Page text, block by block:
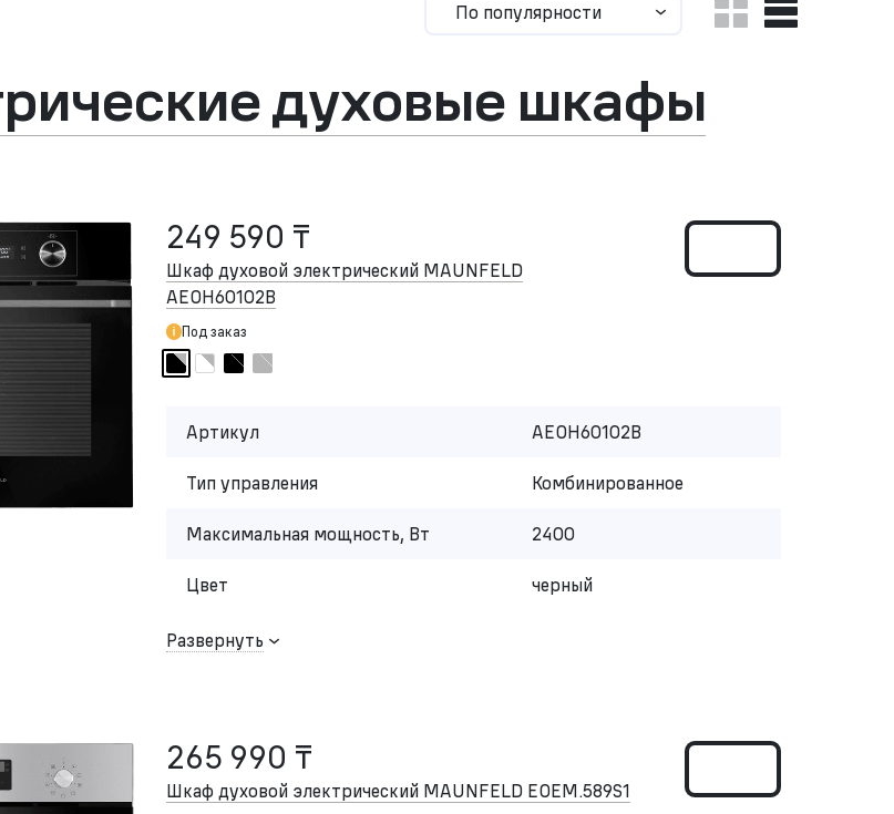
По популярности
духовые шкафы
249 590 ₸
Шкаф духовой электрический MAUNFELD
AEOH60102B
Под заказ
Артикул AEOH60102B
Тип управления Комбинированное
Максимальная мощность, Вт 2400
Цвет черный
Развернуть
265 990 ₸
Шкаф духовой электрический MAUNFELD EOEM.589S1